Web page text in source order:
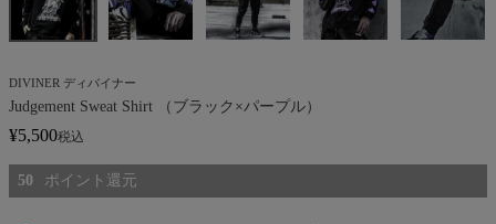
DIVINER ディバイナー
Judgement Sweat Shirt （ブラック×パープル）
¥5,500税込
50